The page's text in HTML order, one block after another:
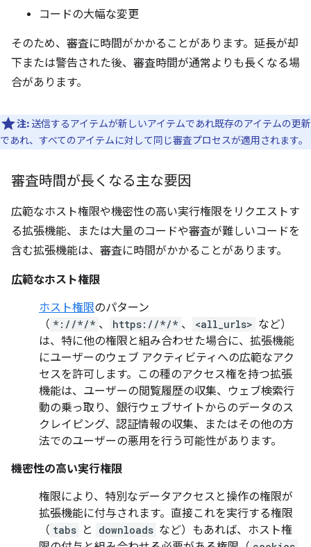
コードの大幅な変更
そのため、審査に時間がかかることがあります。延長が却
下または警告された後、審査時間が通常よりも長くなる場
合があります。
注: 送信するアイテムが新しいアイテムであれ既存のアイテムの更新
であれ、すべてのアイテムに対して同じ審査プロセスが適用されます。
審査時間が長くなる主な要因
広範なホスト権限や機密性の高い実行権限をリクエストす
る拡張機能、または大量のコードや審査が難しいコードを
含む拡張機能は、審査に時間がかかることがあります。
広範なホスト権限
ホスト権限のパターン
（ *://*/* 、 https://*/* 、 <all_urls> など）
は、特に他の権限と組み合わせた場合に、拡張機能
にユーザーのウェブ アクティビティへの広範なアク
セスを許可します。この種のアクセス権を持つ拡張
機能は、ユーザーの閲覧履歴の収集、ウェブ検索行
動の乗っ取り、銀行ウェブサイトからのデータのス
クレイピング、認証情報の収集、またはその他の方
法でのユーザーの悪用を行う可能性があります。
機密性の高い実行権限
権限により、特別なデータアクセスと操作の権限が
拡張機能に付与されます。直接これを実行する権限
（ tabs と downloads など）もあれば、ホスト権